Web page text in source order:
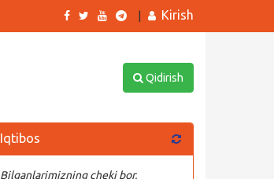
Kirish
Qidirish
Iqtibos
Bilganlarimizning cheki bor,